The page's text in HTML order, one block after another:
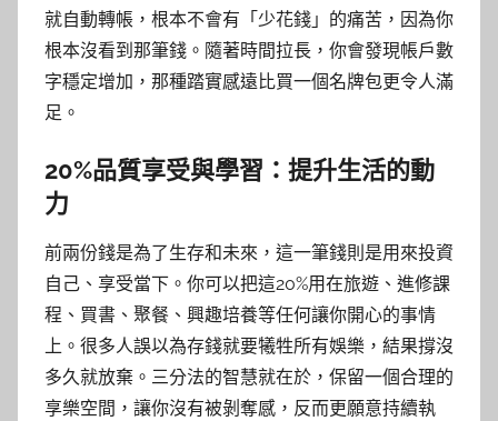
就自動轉帳，根本不會有「少花錢」的痛苦，因為你
根本沒看到那筆錢。隨著時間拉長，你會發現帳戶數
字穩定增加，那種踏實感遠比買一個名牌包更令人滿
足。
20%品質享受與學習：提升生活的動
力
前兩份錢是為了生存和未來，這一筆錢則是用來投資
自己、享受當下。你可以把這20%用在旅遊、進修課
程、買書、聚餐、興趣培養等任何讓你開心的事情
上。很多人誤以為存錢就要犧牲所有娛樂，結果撐沒
多久就放棄。三分法的智慧就在於，保留一個合理的
享樂空間，讓你沒有被剝奪感，反而更願意持續執